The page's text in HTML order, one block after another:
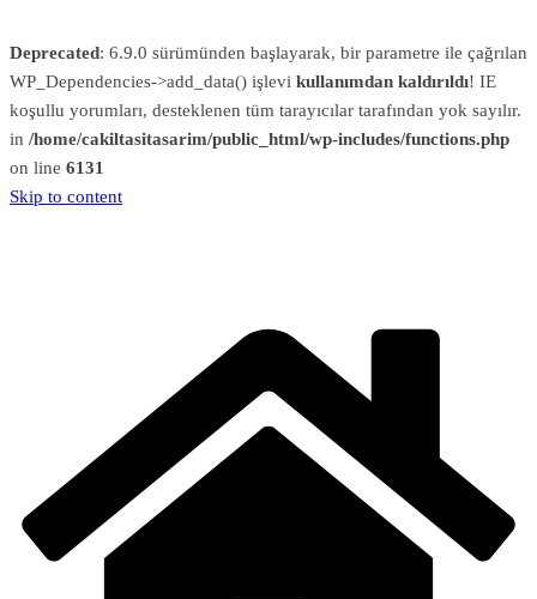
Deprecated: 6.9.0 sürümünden başlayarak, bir parametre ile çağrılan
WP_Dependencies->add_data() işlevi kullanımdan kaldırıldı! IE
koşullu yorumları, desteklenen tüm tarayıcılar tarafından yok sayılır.
in /home/cakiltasitasarim/public_html/wp-includes/functions.php
on line 6131
Skip to content